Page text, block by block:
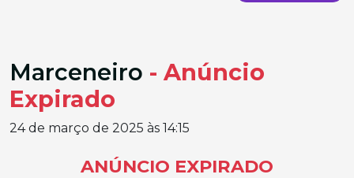
Marceneiro - Anúncio
Expirado
24 de março de 2025 às 14:15
ANÚNCIO EXPIRADO